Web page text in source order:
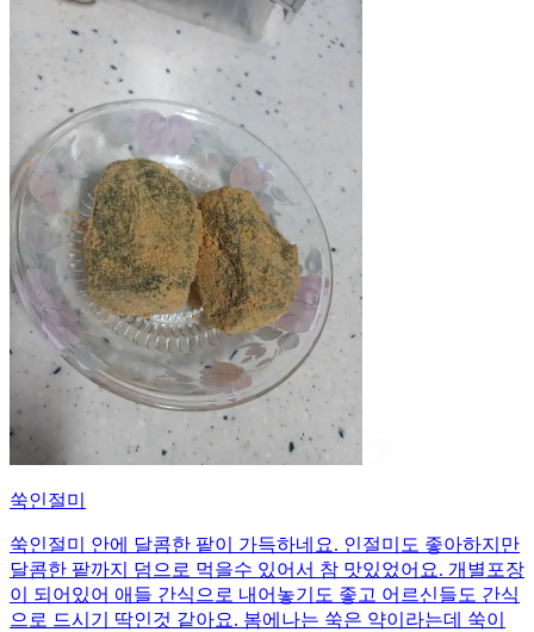
쑥인절미
쑥인절미 안에 달콤한 팥이 가득하네요. 인절미도 좋아하지만
달콤한 팥까지 덤으로 먹을수 있어서 참 맛있었어요. 개별포장
이 되어있어 애들 간식으로 내어놓기도 좋고 어르신들도 간식
으로 드시기 딱인것 같아요. 봄에나는 쑥은 약이라는데 쑥이